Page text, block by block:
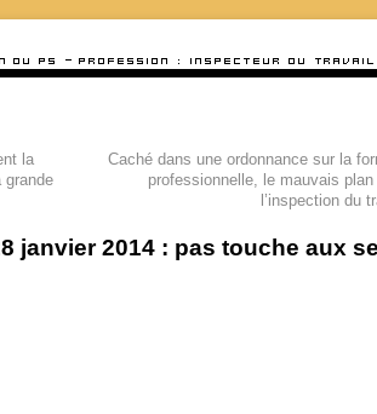
la
grande
Caché dans une ordonnance sur la
professionnelle, le mauvais
l’inspection du
janvier 2014 : pas touche aux